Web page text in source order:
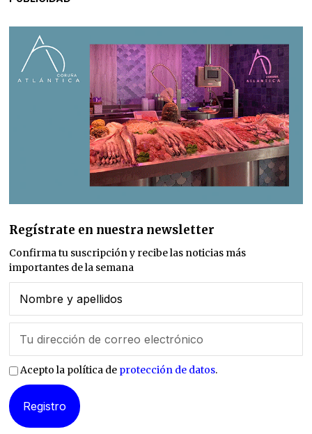
Regístrate en nuestra newsletter
Confirma tu suscripción y recibe las noticias más
importantes de la semana
Acepto la política de protección de datos.